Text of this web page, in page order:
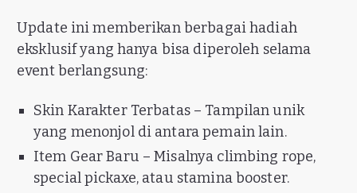
Update ini memberikan berbagai hadiah
eksklusif yang hanya bisa diperoleh selama
event berlangsung:
Skin Karakter Terbatas – Tampilan unik
yang menonjol di antara pemain lain.
Item Gear Baru – Misalnya climbing rope,
special pickaxe, atau stamina booster.